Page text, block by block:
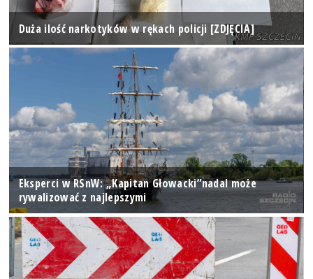
Duża ilość narkotyków w rękach policji [ZDJĘCIA]
Eksperci w RSnW: „Kapitan Głowacki”nadal może
rywalizować z najlepszymi